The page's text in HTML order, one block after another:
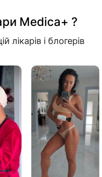
Medica+ ?
лікарів і блогерів